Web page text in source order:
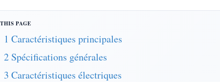
1 Caractéristiques principales
2 Spécifications générales
3 Caractéristiques électriques